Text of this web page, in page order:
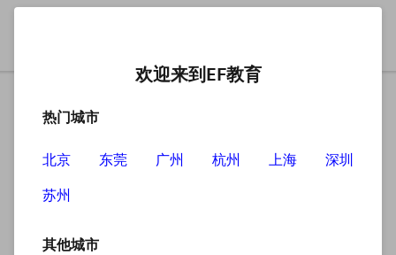
欢迎来到EF教育
热门城市
北京 东莞 广州 杭州 上海
深圳
苏州
其他城市